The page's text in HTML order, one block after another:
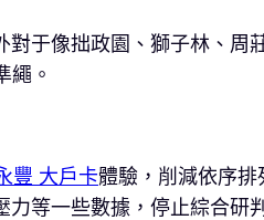
于像拙政園、獅子林、周
繩。
豐 大戶卡體驗，削減依序
等一些數據，停止綜合研